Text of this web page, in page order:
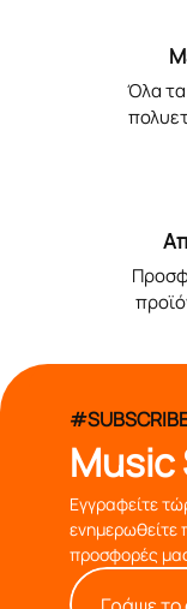
Όλα τα
Εγγραφείτε
ενημερωθείτε
προσφορές